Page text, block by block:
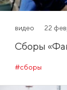
видео 22
Сборы
#сборы